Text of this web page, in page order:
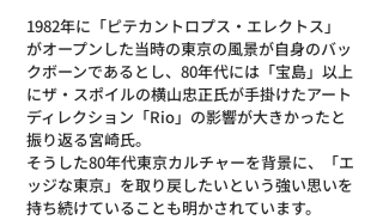
1982年に「ピテカントロプス・エレクトス」
がオープンした当時の東京の風景が自身のバッ
クボーンであるとし、80年代には「宝島」以上
にザ・スポイルの横山忠正氏が手掛けたアート
ディレクション「Rio」の影響が大きかったと
振り返る宮崎氏。
そうした80年代東京カルチャーを背景に、「エ
ッジな東京」を取り戻したいという強い思いを
持ち続けていることも明かされています。